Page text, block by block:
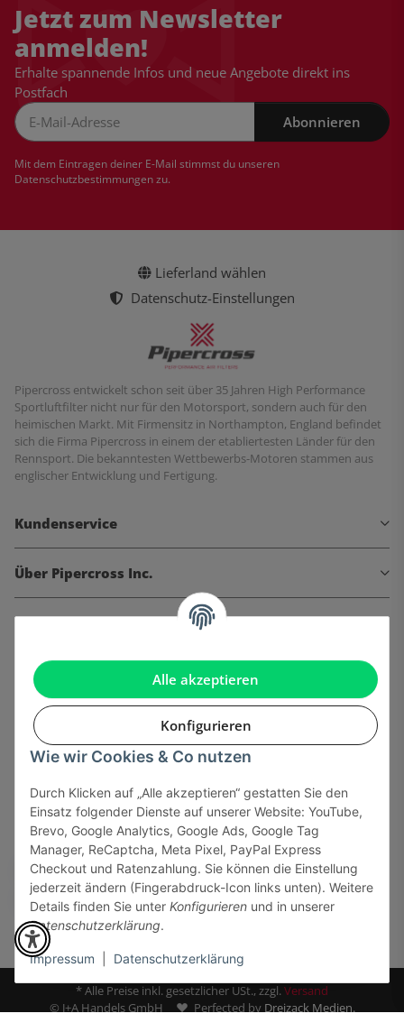
Alle akzeptieren
Konfigurieren
Wie wir Cookies & Co nutzen
Durch Klicken auf „Alle akzeptieren“ gestatten Sie den
Einsatz folgender Dienste auf unserer Website: YouTube,
Brevo, Google Analytics, Google Ads, Google Tag
Manager, ReCaptcha, Meta Pixel, PayPal Express
Checkout und Ratenzahlung. Sie können die Einstellung
jederzeit ändern (Fingerabdruck-Icon links unten). Weitere
Details finden Sie unter Konfigurieren und in unserer
Datenschutzerklärung.
Impressum Datenschutzerklärung
Jetzt zum Newsletter
anmelden!
Erhalte spannende Infos und neue Angebote direkt ins
Postfach
Abonnieren
Mit dem Eintragen deiner E-Mail stimmst du unseren
Datenschutzbestimmungenzu.
Lieferland wählen
Datenschutz-Einstellungen
Pipercross entwickelt schon seit über 35 Jahren High Performance
Sportluftfilter nicht nur für den Motorsport, sondern auch für den
heimischen Markt. Mit Firmensitz in Northampton, England befindet
sich die Firma Pipercross in einem der etabliertesten Länder für den
Rennsport. Die bekanntesten Wettbewerbs-Motoren stammen aus
englischer Entwicklung und Fertigung.
Kundenservice
Über Pipercross Inc.
Informationen
Gesetzliche Informationen
Sicher bezahlen via:
* Alle Preise inkl. gesetzlicher USt., zzgl.Versand
© J+A Handels GmbH
Perfected by Dreizack Medien.